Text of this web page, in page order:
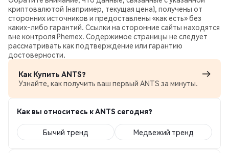
криптовалютой (например, текущая цена), получены от
сторонних источников и предоставлены «как есть» без
каких‑либо гарантий. Ссылки на сторонние сайты находятся
вне контроля Phemex. Содержимое страницы не следует
рассматривать как подтверждение или гарантию
достоверности.
Как Купить ANTS?
Узнайте, как получить ваш первый ANTS за минуты.
Как вы относитесь к ANTS сегодня?
Бычий тренд Медвежий тренд